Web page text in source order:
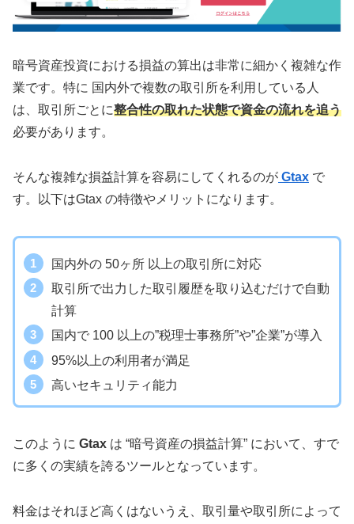
暗号資産投資における損益の算出は非常に細かく複雑な作
業です。特に 国内外で複数の取引所を利用している人
は、取引所ごとに整合性の取れた状態で資金の流れを追う
必要があります。
そんな複雑な損益計算を容易にしてくれるのが Gtax で
す。以下はGtax の特徴やメリットになります。
国内外の 50ヶ所 以上の取引所に対応
取引所で出力した取引履歴を取り込むだけで自動
計算
国内で 100 以上の”税理士事務所”や”企業”が導入
95%以上の利用者が満足
高いセキュリティ能力
このように Gtax は “暗号資産の損益計算” において、すで
に多くの実績を誇るツールとなっています。
料金はそれほど高くはないうえ、取引量や取引所によって